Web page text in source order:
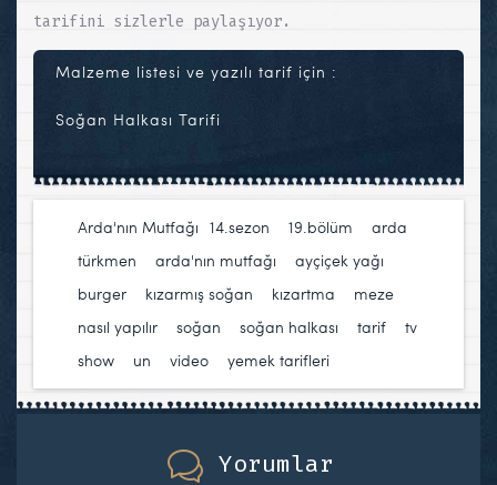
tarifini sizlerle paylaşıyor.
Malzeme listesi ve yazılı tarif için :
Soğan Halkası Tarifi
Arda'nın Mutfağı 14.sezon 19.bölüm
arda
türkmen
arda'nın mutfağı ayçiçek yağı
burger
kızarmış soğan kızartma meze
nasıl yapılır
soğan soğan halkası tarif
tv
show
un video yemek tarifleri
Yorumlar